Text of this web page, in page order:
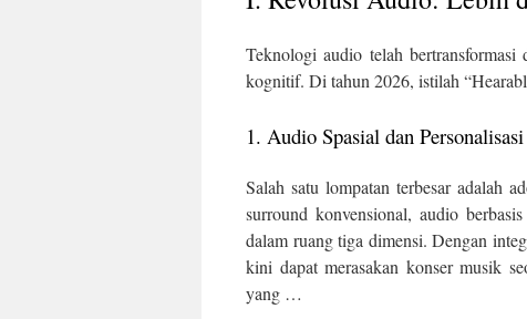
Teknologi audio telah bertransformasi
kognitif. Di tahun 2026, istilah
1. Audio Spasial dan
Salah satu lompatan terbesar adalah
surround konvensional, audio
dalam ruang tiga dimensi. Dengan
kini dapat merasakan konser musik
yang …